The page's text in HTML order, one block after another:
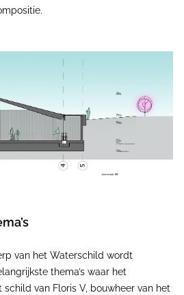
van het Waterschild wordt
thema’s waar het
schild van Floris V, bouwheer van het